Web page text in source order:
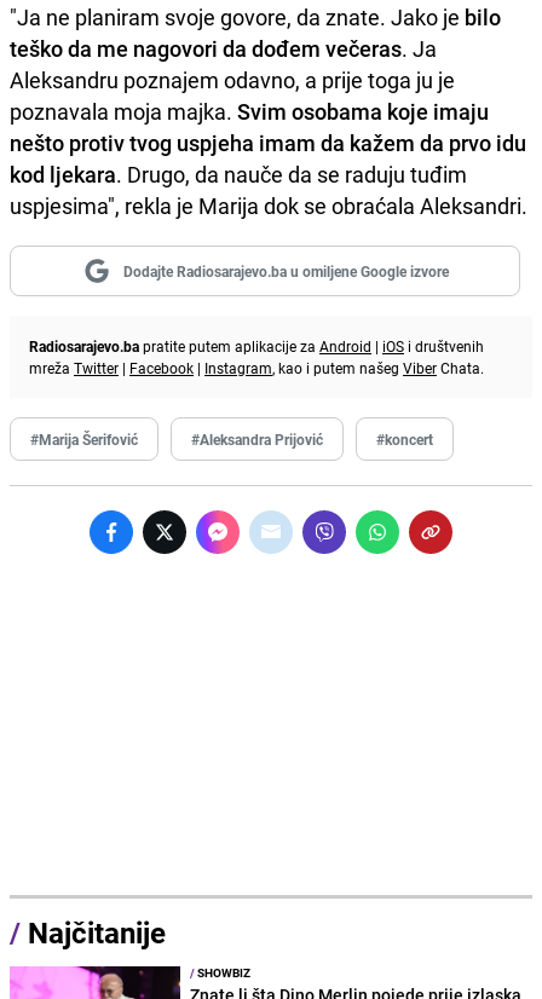
"Ja ne planiram svoje govore, da znate. Jako je bilo
teško da me nagovori da dođem večeras. Ja
Aleksandru poznajem odavno, a prije toga ju je
poznavala moja majka. Svim osobama koje imaju
nešto protiv tvog uspjeha imam da kažem da prvo idu
kod ljekara. Drugo, da nauče da se raduju tuđim
uspjesima", rekla je Marija dok se obraćala Aleksandri.
Dodajte Radiosarajevo.ba u omiljene Google izvore
Radiosarajevo.bapratite putem aplikacije za Android | iOS i društvenih
mreža Twitter | Facebook | Instagram, kao i putem našeg ViberChata.
#Marija Šerifović #Aleksandra Prijović #koncert
/ Najčitanije
/SHOWBIZ